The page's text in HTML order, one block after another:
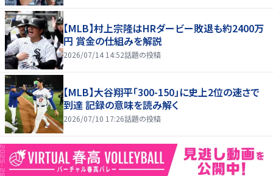
【MLB】村上宗隆はHRダービー敗退も約2400万
円 賞金の仕組みを解説
2026/07/14 14:52話題の投稿
【MLB】大谷翔平「300-150」に史上2位の速さで
到達 記録の意味を読み解く
2026/07/10 17:26話題の投稿